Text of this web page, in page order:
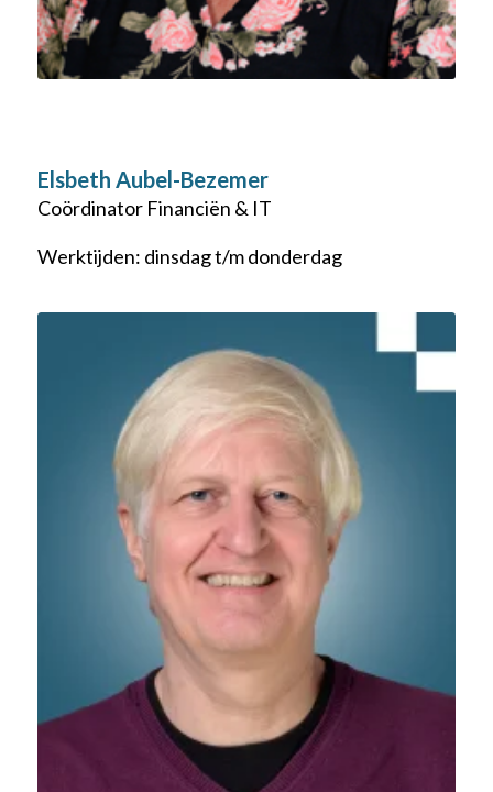
Elsbeth Aubel-Bezemer
Coördinator Financiën & IT
Werktijden: dinsdag t/m donderdag